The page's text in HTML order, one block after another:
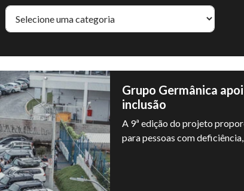
Grupo Germânica
inclusão
A 9ª edição do projeto
para pessoas com